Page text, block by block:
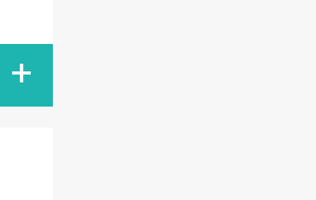
+